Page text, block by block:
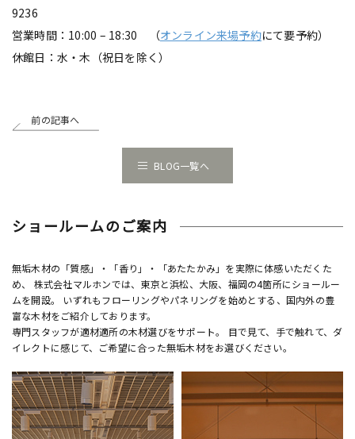
9236
営業時間：10:00 – 18:30 （オンライン来場予約にて要予約）
休館日：水・木（祝日を除く）
前の記事へ
BLOG一覧へ
ショールームのご案内
無垢木材の「質感」・「香り」・「あたたかみ」を実際に体感いただくた
め、 株式会社マルホンでは、東京と浜松、大阪、福岡の4箇所にショールー
ムを開設。 いずれもフローリングやパネリングを始めとする、国内外の豊
富な木材をご紹介しております。
専門スタッフが適材適所の木材選びをサポート。 目で見て、手で触れて、ダ
イレクトに感じて、ご希望に合った無垢木材をお選びください。